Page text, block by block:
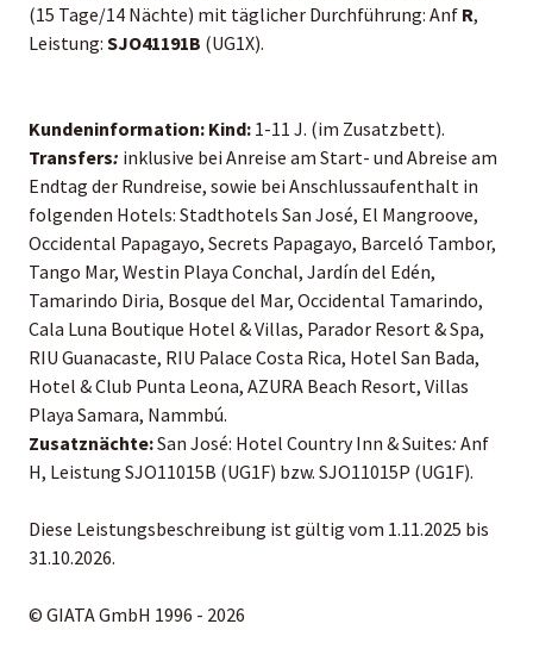
(15 Tage/14 Nächte) mit täglicher Durchführung: Anf R,
Leistung: SJO41191B (UG1X).
Kundeninformation: Kind: 1-11 J. (im Zusatzbett).
Transfers: inklusive bei Anreise am Start- und Abreise am
Endtag der Rundreise, sowie bei Anschlussaufenthalt in
folgenden Hotels: Stadthotels San José, El Mangroove,
Occidental Papagayo, Secrets Papagayo, Barceló Tambor,
Tango Mar, Westin Playa Conchal, Jardín del Edén,
Tamarindo Diria, Bosque del Mar, Occidental Tamarindo,
Cala Luna Boutique Hotel & Villas, Parador Resort & Spa,
RIU Guanacaste, RIU Palace Costa Rica, Hotel San Bada,
Hotel & Club Punta Leona, AZURA Beach Resort, Villas
Playa Samara, Nammbú.
Zusatznächte:San José: Hotel Country Inn & Suites: Anf
H, Leistung SJO11015B (UG1F) bzw. SJO11015P (UG1F).
Diese Leistungsbeschreibung ist gültig vom 1.11.2025 bis
31.10.2026.
© GIATA GmbH 1996 - 2026